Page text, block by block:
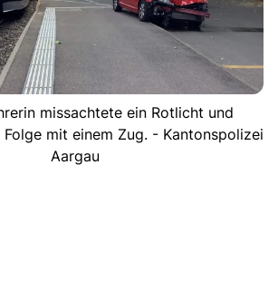
missachtete ein Rotlicht und
mit einem Zug. - Kantonspolizei
Aargau